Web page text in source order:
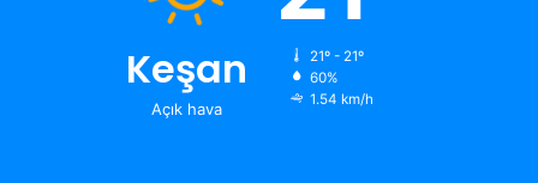
Keşan
Açık hava
21º - 21º
60%
1.54 km/h